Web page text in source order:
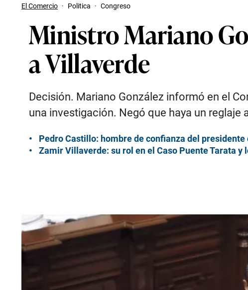
El Comercio · Politica · Congreso
Ministro Mariano
a Villaverde
Decisión. Mariano González informó en el
una investigación. Negó que haya un reglaje
Pedro Castillo: hombre de confianza del
Zamir Villaverde: su rol en el Caso Puente Tarata y